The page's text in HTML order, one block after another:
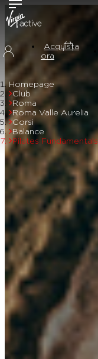
Acquista
ora
Homepage
Club
Roma
Roma Valle Aurelia
Corsi
Balance
Pilates Fundamentals